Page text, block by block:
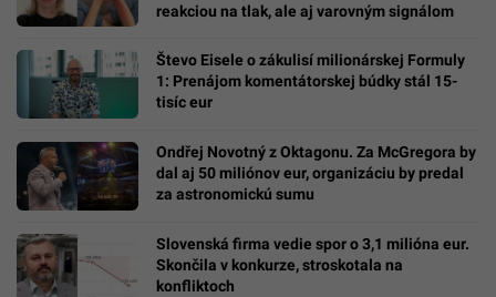
reakciou na tlak, ale aj varovným signálom
Števo Eisele o zákulisí milionárskej Formuly
1: Prenájom komentátorskej búdky stál 15-
tisíc eur
Ondřej Novotný z Oktagonu. Za McGregora by
dal aj 50 miliónov eur, organizáciu by predal
za astronomickú sumu
Slovenská firma vedie spor o 3,1 milióna eur.
Skončila v konkurze, stroskotala na
konfliktoch